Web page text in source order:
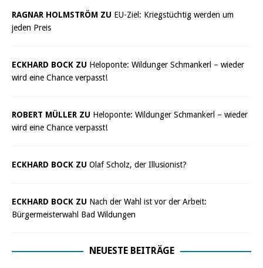
RAGNAR HOLMSTRÖM ZU EU-Ziel: Kriegstüchtig werden um
jeden Preis
ECKHARD BOCK ZU Heloponte: Wildunger Schmankerl – wieder
wird eine Chance verpasst!
ROBERT MÜLLER ZU Heloponte: Wildunger Schmankerl – wieder
wird eine Chance verpasst!
ECKHARD BOCK ZU Olaf Scholz, der Illusionist?
ECKHARD BOCK ZU Nach der Wahl ist vor der Arbeit:
Bürgermeisterwahl Bad Wildungen
NEUESTE BEITRÄGE